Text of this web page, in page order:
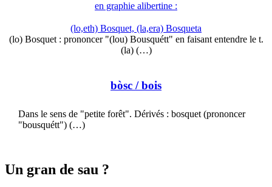
en graphie alibertine :
(lo,eth) Bosquet, (la,era) Bosqueta
(lo) Bosquet : prononcer "(lou) Bousquétt" en faisant entendre le t.
(la) (…)
bòsc / bois
Dans le sens de "petite forêt". Dérivés : bosquet (prononcer
"bousquétt") (…)
Un gran de sau ?